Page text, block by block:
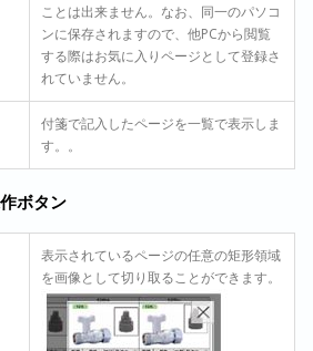
ことは出来ません。なお、同一のパソコ
ンに保存されますので、他PCから閲覧
する際はお気に入りページとして登録さ
れていません。
付箋で記入したページを一覧で表示しま
す。。
ボタン
表示されているページの任意の矩形領域
を画像として切り取ることができます。